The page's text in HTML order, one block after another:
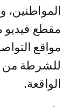
مقطع
مواقع
للشرطة من
الواقعة.